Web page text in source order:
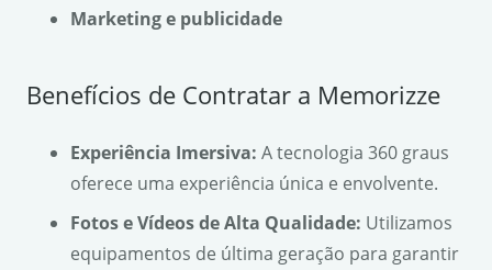
Marketing e publicidade
Benefícios de Contratar a Memorizze
Experiência Imersiva: A tecnologia 360 graus
oferece uma experiência única e envolvente.
Fotos e Vídeos de Alta Qualidade: Utilizamos
equipamentos de última geração para garantir